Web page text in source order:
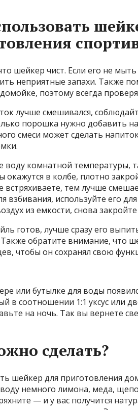
шейкер чист. Если его не
неприятные запахи. Также
поэтому всегда
лучше смешивался,
порошка нужно добавить
смеси может сделать
воду комнатной температуры,
окажутся в колбе, плотно
встряхиваете, тем лучше
взбивания, используйте его
из емкости, снова
готов, лучше сразу его
Также обратите внимание, что
чтобы он сохранял свою
или бутылке для воды
в соотношении 1:1 уксус или
на ночь. Так вы вернете
сделать?
шейкер для приготовления
немного лимона, меда,
— и у вас получится